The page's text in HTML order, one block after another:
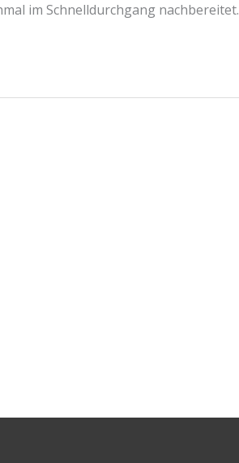
im Schnelldurchgang nachbereitet.